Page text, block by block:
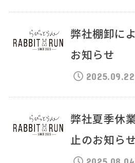
弊社棚卸に
お知らせ
2025.09.22
弊社夏季休
止のお知らせ